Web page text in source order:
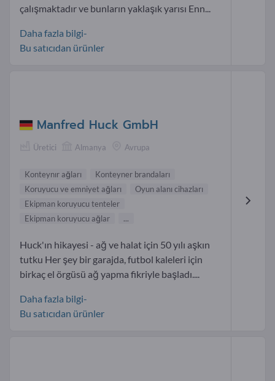
çalışmaktadır ve bunların yaklaşık yarısı Enn...
Daha fazla bilgi-
Bu satıcıdan ürünler
Manfred Huck GmbH
Üretici Almanya Avrupa
Konteynır ağları
Konteyner brandaları
Koruyucu ve emniyet ağları
Oyun alanı cihazları
Ekipman koruyucu tenteler
Ekipman koruyucu ağlar
...
Huck'ın hikayesi - ağ ve halat için 50 yılı aşkın
tutku Her şey bir garajda, futbol kaleleri için
birkaç el örgüsü ağ yapma fikriyle başladı....
Daha fazla bilgi-
Bu satıcıdan ürünler